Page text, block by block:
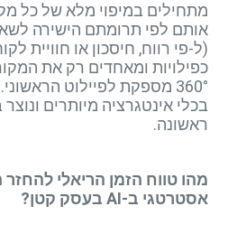
מתחילים במיפוי מלא של כל
אותם לפי תרומתם הישירה
(ל-פי רווח, חיסכון או חוויית
כפילויות ומאחדים רק את
360° מספקת לפיילוט
ראשונה.
אסטרטגי ב-AI בעסק קטן?